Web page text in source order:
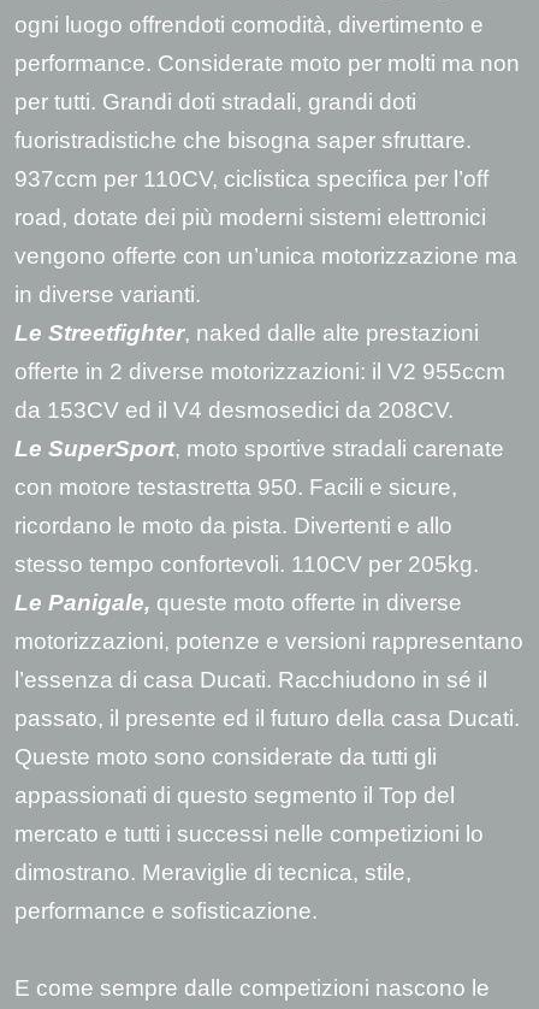
ogni luogo offrendoti comodità, divertimento e
performance. Considerate moto per molti ma non
per tutti. Grandi doti stradali, grandi doti
fuoristradistiche che bisogna saper sfruttare.
937ccm per 110CV, ciclistica specifica per l’off
road, dotate dei più moderni sistemi elettronici
vengono offerte con un’unica motorizzazione ma
in diverse varianti.
Le Streetfighter, naked dalle alte prestazioni
offerte in 2 diverse motorizzazioni: il V2 955ccm
da 153CV ed il V4 desmosedici da 208CV.
Le SuperSport, moto sportive stradali carenate
con motore testastretta 950. Facili e sicure,
ricordano le moto da pista. Divertenti e allo
stesso tempo confortevoli. 110CV per 205kg.
Le Panigale, queste moto offerte in diverse
motorizzazioni, potenze e versioni rappresentano
l’essenza di casa Ducati. Racchiudono in sé il
passato, il presente ed il futuro della casa Ducati.
Queste moto sono considerate da tutti gli
appassionati di questo segmento il Top del
mercato e tutti i successi nelle competizioni lo
dimostrano. Meraviglie di tecnica, stile,
performance e sofisticazione.
E come sempre dalle competizioni nascono le